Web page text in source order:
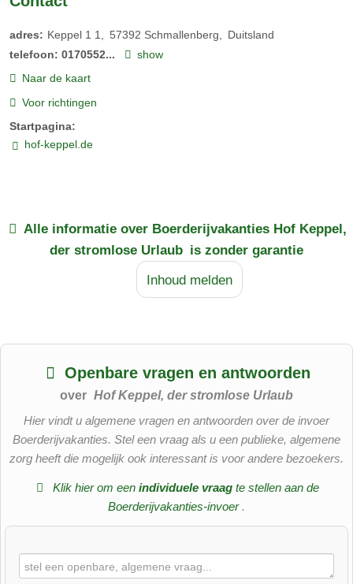
adres: Keppel 1 1 57392 Schmallenberg
Duitsland
telefoon: 0170552...
show
Naar de kaart
Voor richtingen
Startpagina:
hof-keppel.de
Alle informatie over Boerderijvakanties Hof Keppel,
der stromlose Urlaub is zonder garantie
Inhoud melden
Openbare vragen en antwoorden
over Hof Keppel, der stromlose Urlaub
Hier vindt u algemene vragen en antwoorden over de invoer
Boerderijvakanties. Stel een vraag als u een publieke, algemene
zorg heeft die mogelijk ook interessant is voor andere bezoekers.
Klik hier om een ​​individuele vraagte stellen aan de
Boerderijvakanties-invoer .